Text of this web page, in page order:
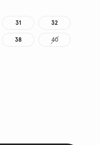
31 32
38 40